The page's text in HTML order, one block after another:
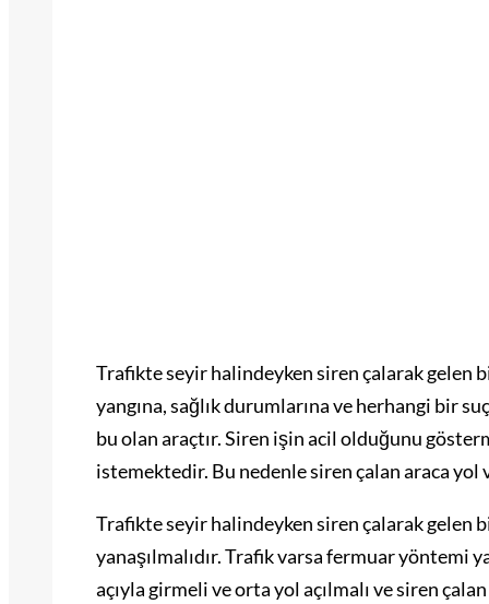
Trafikte seyir halindeyken siren çalarak gelen
yangına, sağlık durumlarına ve herhangi bir
bu olan araçtır. Siren işin acil olduğunu
istemektedir. Bu nedenle siren çalan araca yol
Trafikte seyir halindeyken siren çalarak gelen
yanaşılmalıdır. Trafik varsa fermuar yöntemi
açıyla girmeli ve orta yol açılmalı ve siren